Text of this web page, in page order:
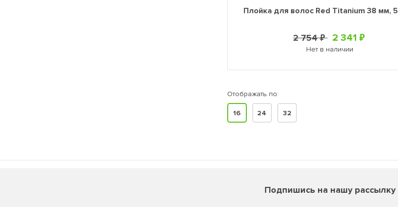
Плойка для волос Red Titanium 38 мм,
2 754 ₽ 2 341 ₽
Нет в наличии
Отображать по:
16 24 32
Подпишись на нашу рассылку